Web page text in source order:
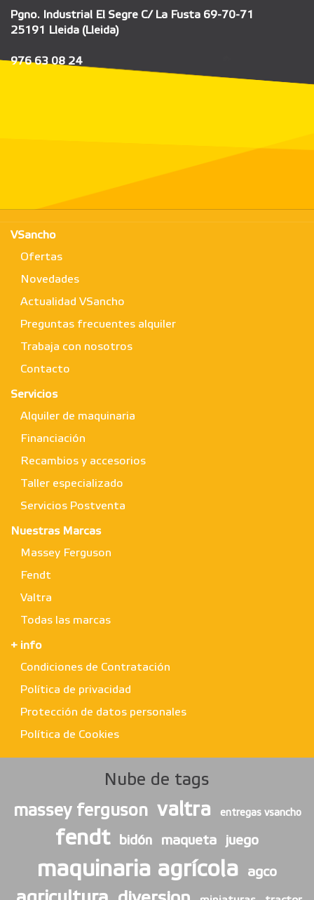
Pgno. Industrial El Segre C/ La Fusta 69-70-71
25191 Lleida (Lleida)
976 63 08 24
VSancho
Ofertas
Novedades
Actualidad VSancho
Preguntas frecuentes alquiler
Trabaja con nosotros
Contacto
Servicios
Alquiler de maquinaria
Financiación
Recambios y accesorios
Taller especializado
Servicios Postventa
Nuestras Marcas
Massey Ferguson
Fendt
Valtra
Todas las marcas
+ info
Condiciones de Contratación
Política de privacidad
Protección de datos personales
Política de Cookies
Nube de tags
massey ferguson
valtra entregas vsancho
fendt bidón maqueta juego
maquinaria agrícola agco